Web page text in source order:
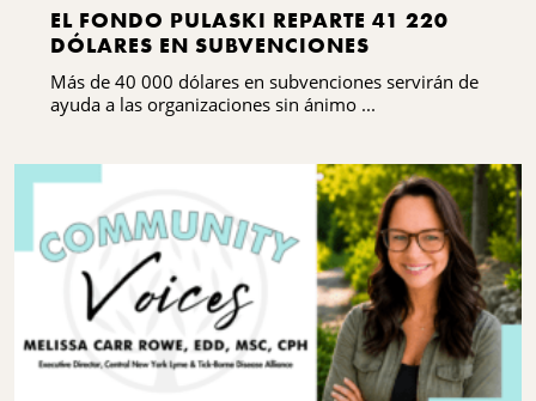
EL FONDO PULASKI REPARTE 41 220
DÓLARES EN SUBVENCIONES
Más de 40 000 dólares en subvenciones servirán de
ayuda a las organizaciones sin ánimo ...